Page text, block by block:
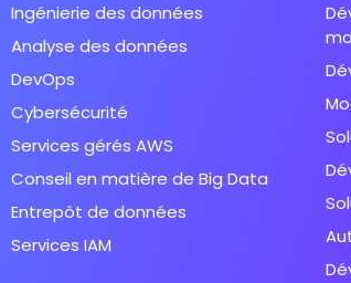
Ingénierie des données
Analyse des données
DevOps
Cybersécurité
Services gérés AWS
Conseil en matière de Big Data
Entrepôt de données
Services IAM